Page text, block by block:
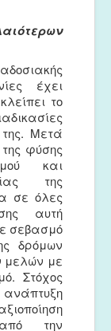
έχει
το
Μετά
φύσης
και
της
σε όλες
αυτή
σεβασμό
δρόμων
μελών με
Στόχος
την